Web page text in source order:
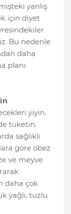
yanlış
için diyet
Bu nedenle
daha
planı
yiyin.
tüketin.
sağlıklı
göre obez
ve meyve
daha çok
yağlı, tuzlu